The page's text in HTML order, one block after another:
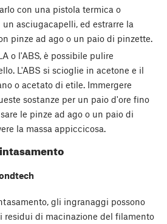
con una pistola termica o
asciugacapelli, ed estrarre la
pinze ad ago o un paio di pinzette.
o l'ABS, è possibile pulire
L'ABS si scioglie in acetone e il
o acetato di etile. Immergere
sostanze per un paio d'ore fino
le pinze ad ago o un paio di
la massa appiccicosa.
gli ingranaggi possono
residui di macinazione del filamento